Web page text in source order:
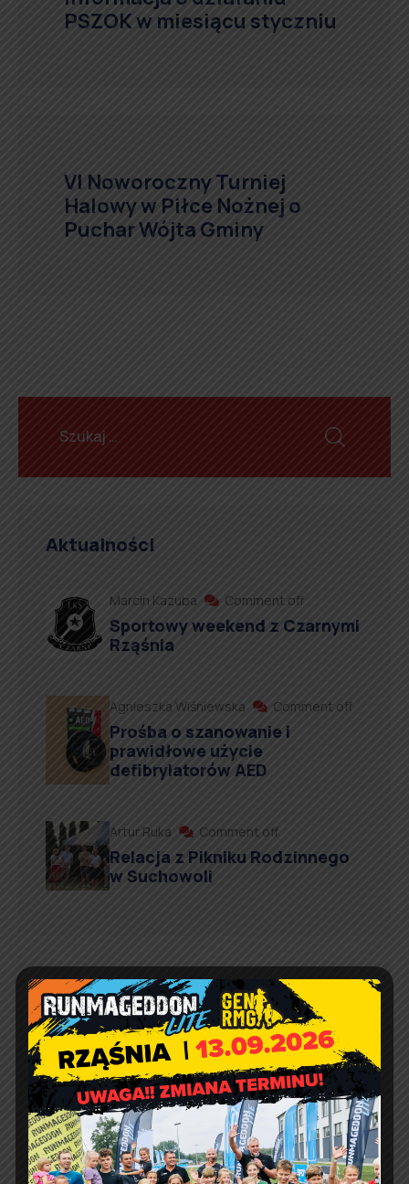
PSZOK w miesiącu styczniu
VI Noworoczny Turniej
Halowy w Piłce Nożnej o
Puchar Wójta Gminy
Aktualności
Marcin Kazuba Comment off
Sportowy weekend z Czarnymi
Rząśnia
Agnieszka Wiśniewska Comment off
Prośba o szanowanie i
prawidłowe użycie
defibrylatorów AED
Artur Ruka Comment off
Relacja z Pikniku Rodzinnego
w Suchowoli
Kontakt
Urząd Gminy w Rząśni
ul. 1 Maja 37
98 – 332 Rząśnia
e-doręczenia:AE:PL-57726-56911-GBSAJ-23
adres email:gmina@rzasnia.pl